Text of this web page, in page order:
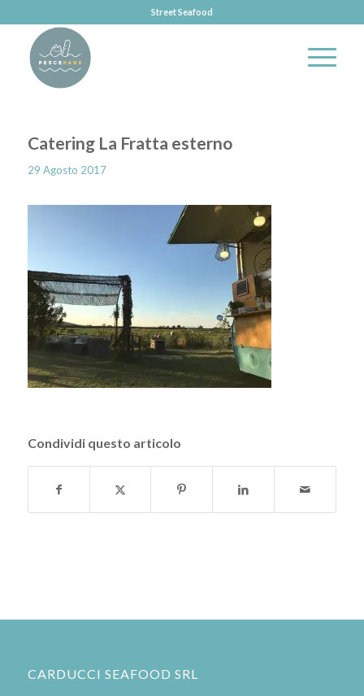
Street Seafood
Catering La Fratta esterno
29 Agosto 2017
Condividi questo articolo
CARDUCCI SEAFOOD SRL